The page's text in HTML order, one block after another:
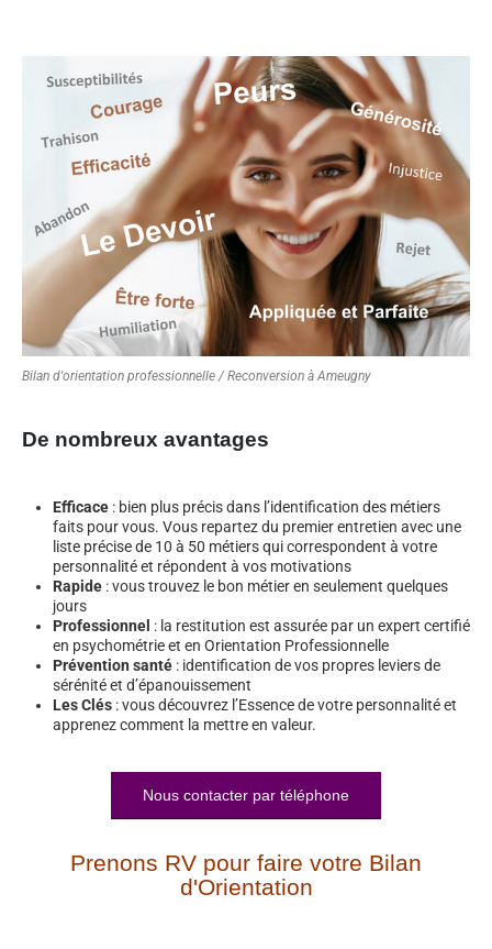
Bilan d'orientation professionnelle / Reconversion à Ameugny
De nombreux avantages
Efficace : bien plus précis dans l’identification des métiers
faits pour vous. Vous repartez du premier entretien avec une
liste précise de 10 à 50 métiers qui correspondent à votre
personnalité et répondent à vos motivations
Rapide : vous trouvez le bon métier en seulement quelques
jours
Professionnel : la restitution est assurée par un expert certifié
en psychométrie et en Orientation Professionnelle
Prévention santé : identification de vos propres leviers de
sérénité et d’épanouissement
Les Clés : vous découvrez l’Essence de votre personnalité et
apprenez comment la mettre en valeur.
Nous contacter par téléphone
Prenons RV pour faire votre Bilan
d'Orientation